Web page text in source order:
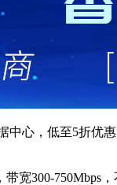
中心，低至5折
宽300-750Mbps